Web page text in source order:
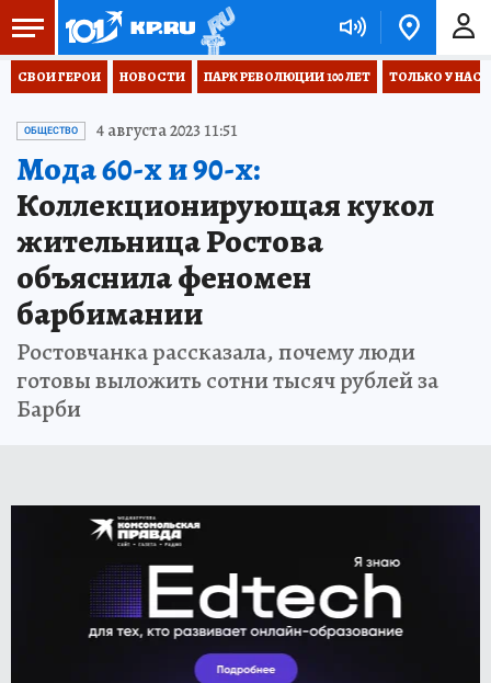
СВОИ ГЕРОИ НОВОСТИ ПАРК РЕВОЛЮЦИИ 100 ЛЕТ ТОЛЬКО У НАС
ОБЩЕСТВО 4 августа 2023 11:51
Мода 60-х и 90-х:
Коллекционирующая кукол
жительница Ростова
объяснила феномен
барбимании
Ростовчанка рассказала, почему люди
готовы выложить сотни тысяч рублей за
Барби